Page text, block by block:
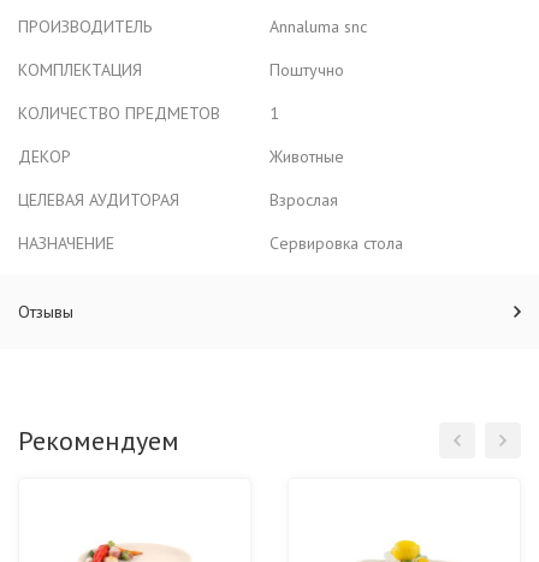
ПРОИЗВОДИТЕЛЬ
Annaluma snc
КОМПЛЕКТАЦИЯ
Поштучно
КОЛИЧЕСТВО ПРЕДМЕТОВ
1
ДЕКОР
Животные
ЦЕЛЕВАЯ АУДИТОРАЯ
Взрослая
НАЗНАЧЕНИЕ
Сервировка стола
Отзывы
Рекомендуем